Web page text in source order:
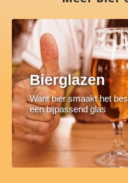
Bierglazen
Want bier smaakt het
een bijpassend glas